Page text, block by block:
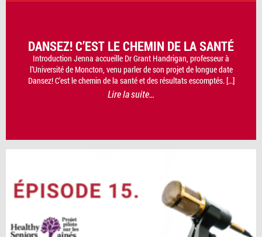
DANSEZ! C’EST LE CHEMIN DE LA SANTÉ
Introduction Jenna accueille Dr Grant Handrigan, professeur à
l’Université de Moncton, venu parler de son projet de longue date
Dansez! C’est le chemin de la santé et des résultats escomptés. […]
Lire la suite…